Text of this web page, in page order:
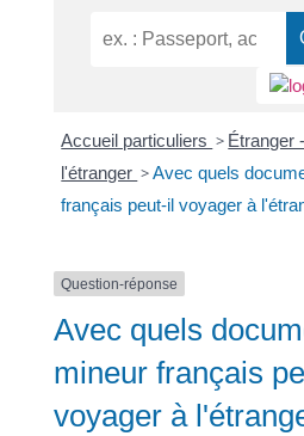
Accueil particuliers > Étranger
l'étranger >Avec quels
français peut-il voyager à
Question-réponse
Avec quels
mineur français
voyager à